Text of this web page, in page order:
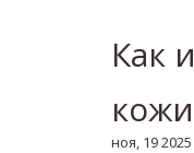
Как
ноя, 19 2025